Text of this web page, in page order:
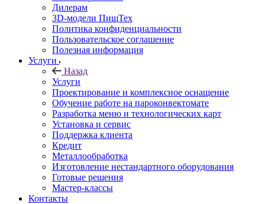
Дилерам
3D-модели ПищТех
Политика конфиденциальности
Пользовательское соглашение
Полезная информация
Услуги
Назад
Услуги
Проектирование и комплексное оснащение
Обучение работе на пароконвектомате
Разработка меню и технологических карт
Установка и сервис
Поддержка клиента
Кредит
Металлообработка
Изготовление нестандартного оборудования
Готовые решения
Мастер-классы
Контакты